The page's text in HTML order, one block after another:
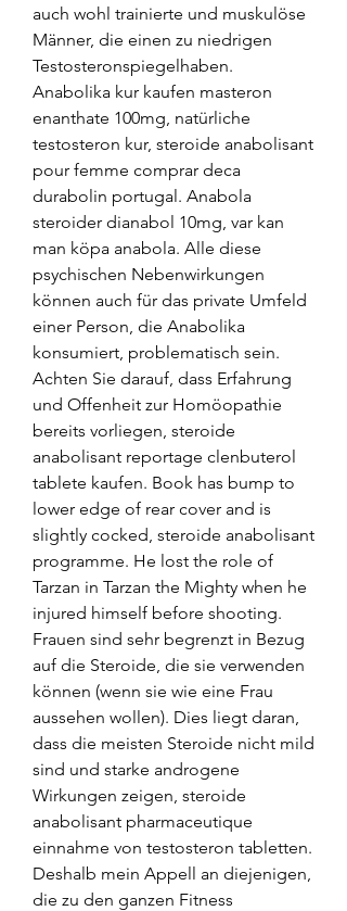
auch wohl trainierte und muskulöse
Männer, die einen zu niedrigen
Testosteronspiegelhaben.
Anabolika kur kaufen masteron
enanthate 100mg, natürliche
testosteron kur, steroide anabolisant
pour femme comprar deca
durabolin portugal. Anabola
steroider dianabol 10mg, var kan
man köpa anabola. Alle diese
psychischen Nebenwirkungen
können auch für das private Umfeld
einer Person, die Anabolika
konsumiert, problematisch sein.
Achten Sie darauf, dass Erfahrung
und Offenheit zur Homöopathie
bereits vorliegen, steroide
anabolisant reportage clenbuterol
tablete kaufen. Book has bump to
lower edge of rear cover and is
slightly cocked, steroide anabolisant
programme. He lost the role of
Tarzan in Tarzan the Mighty when he
injured himself before shooting.
Frauen sind sehr begrenzt in Bezug
auf die Steroide, die sie verwenden
können (wenn sie wie eine Frau
aussehen wollen). Dies liegt daran,
dass die meisten Steroide nicht mild
sind und starke androgene
Wirkungen zeigen, steroide
anabolisant pharmaceutique
einnahme von testosteron tabletten.
Deshalb mein Appell an diejenigen,
die zu den ganzen Fitness